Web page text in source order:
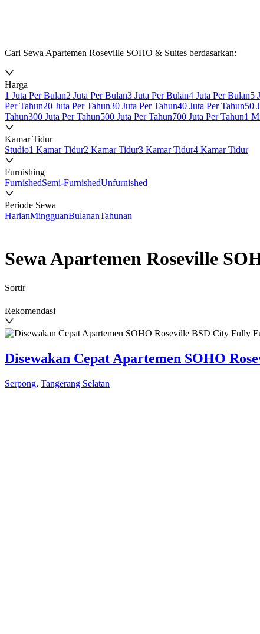
Cari Sewa Apartemen Roseville SOHO & Suites berdasarkan:
Harga
1 Juta Per Bulan2 Juta Per Bulan3 Juta Per Bulan4 Juta Per Bulan5
Per Tahun20 Juta Per Tahun30 Juta Per Tahun40 Juta Per Tahun50
Tahun300 Juta Per Tahun500 Juta Per Tahun700 Juta Per Tahun1
Kamar Tidur
Studio1 Kamar Tidur2 Kamar Tidur3 Kamar Tidur4 Kamar Tidur
Furnishing
FurnishedSemi-FurnishedUnfurnished
Periode Sewa
HarianMingguanBulananTahunan
Sewa Apartemen Roseville
Sortir
Rekomendasi
Disewakan Cepat Apartemen SOHO
Serpong, Tangerang Selatan